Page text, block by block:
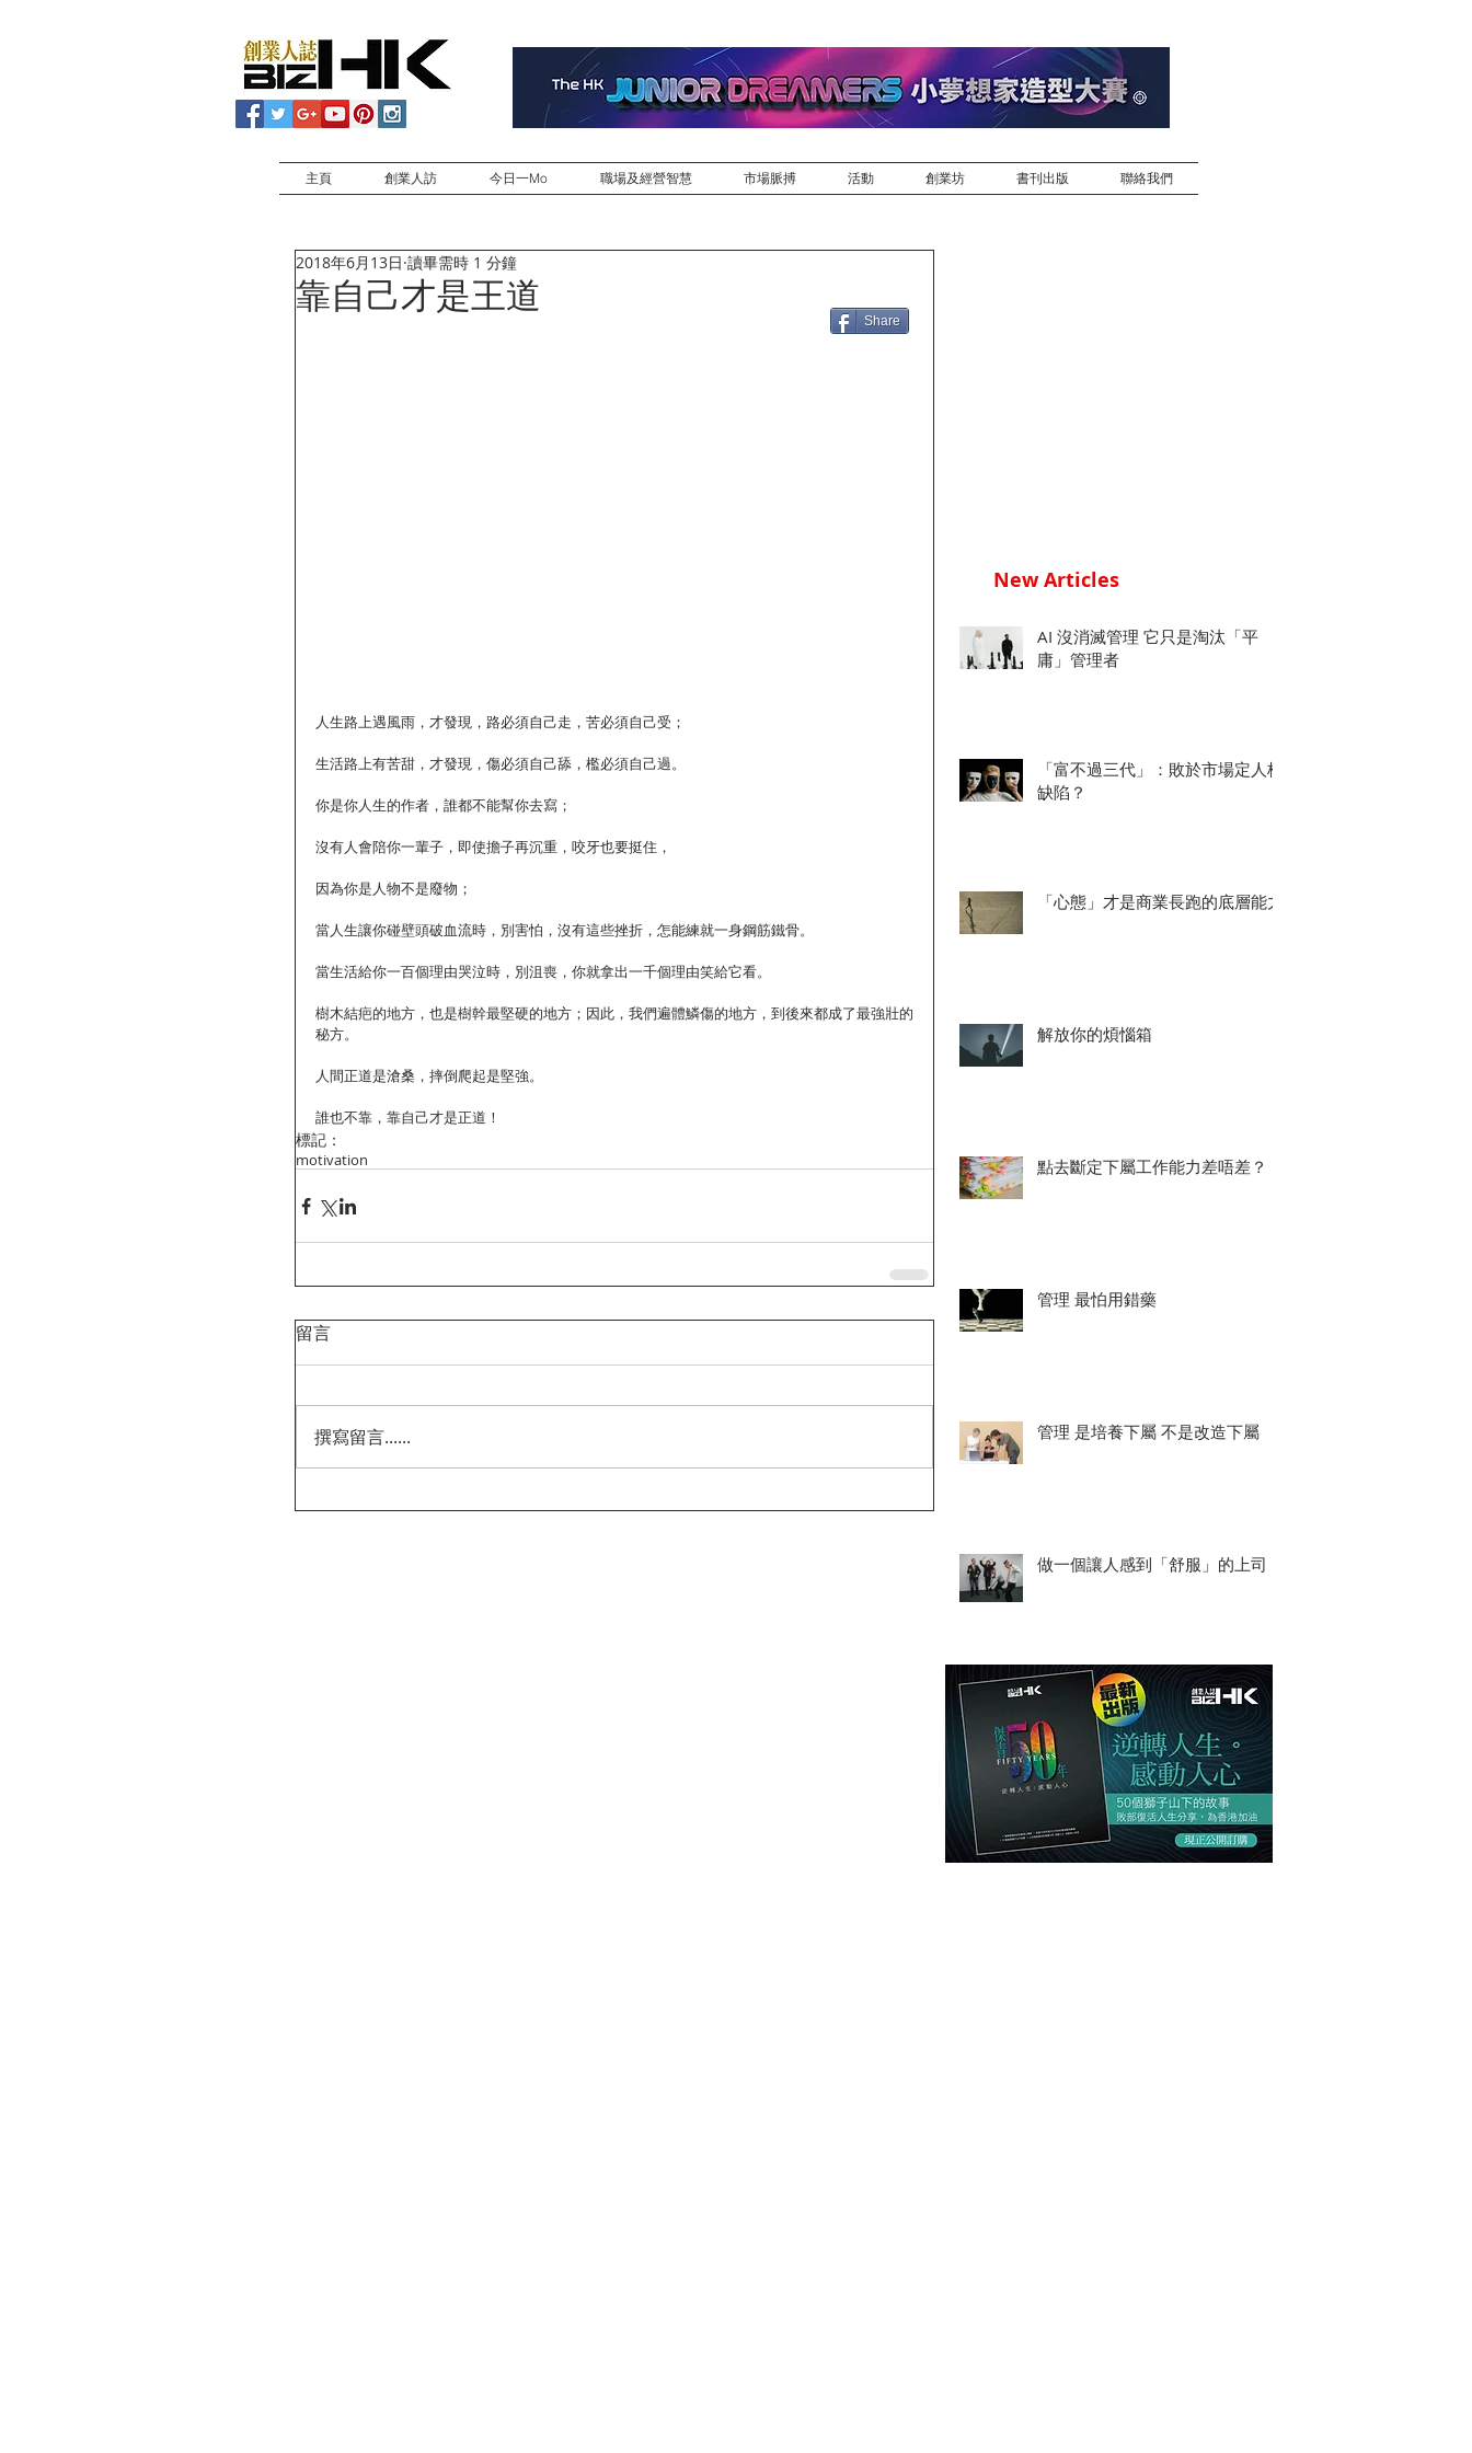
主頁 創業人訪 今日一Mo 職場及經營智慧 市場脈搏 活動 創業坊 書刊出版 聯絡我們
靠自己才是王道
2018年6月13日 讀畢需時 1 分鐘
人生路上遇風雨，才發現，路必須自己走，苦必須自己受；
生活路上有苦甜，才發現，傷必須自己舔，檻必須自己過。
你是你人生的作者，誰都不能幫你去寫；
沒有人會陪你一輩子，即使擔子再沉重，咬牙也要挺住，
因為你是人物不是廢物；
當人生讓你碰壁頭破血流時，別害怕，沒有這些挫折，怎能練就一身鋼筋鐵骨。
當生活給你一百個理由哭泣時，別沮喪，你就拿出一千個理由笑給它看。
樹木結疤的地方，也是樹幹最堅硬的地方；因此，我們遍體鱗傷的地方，到後來都成了最強壯的
秘方。
人間正道是滄桑，摔倒爬起是堅強。
誰也不靠，靠自己才是正道！
標記：
motivation
留言
撰寫留言......
Share
New Articles
AI 沒消滅管理 它只是淘汰「平
庸」管理者
「富不過三代」：敗於市場定人格
缺陷？
「心態」才是商業長跑的底層能力
解放你的煩惱箱
點去斷定下屬工作能力差唔差？
管理 最怕用錯藥
管理 是培養下屬 不是改造下屬
做一個讓人感到「舒服」的上司